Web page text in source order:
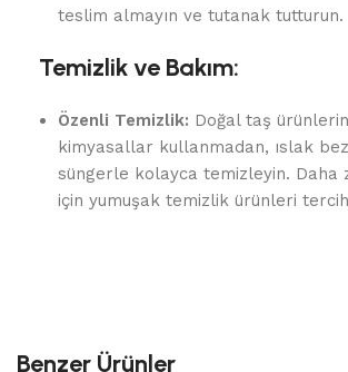
teslim almayın ve tutanak tutturun.
Temizlik ve Bakım:
Özenli Temizlik: Doğal taş
kimyasallar kullanmadan, ıslak
süngerle kolayca temizleyin. Daha
için yumuşak temizlik ürünleri
Benzer Ürünler